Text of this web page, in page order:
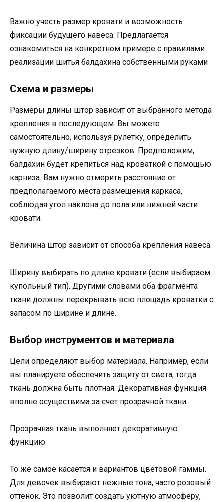
Важно учесть размер кровати и возможность
фиксации будущего навеса. Предлагается
ознакомиться на конкретном примере с правилами
реализации шитья балдахина собственными руками
Схема и размеры
Размеры длины штор зависит от выбранного метода
крепления в последующем. Вы можете
самостоятельно, используя рулетку, определить
нужную длину/ширину отрезков. Предположим,
балдахин будет крепиться над кроваткой с помощью
карниза. Вам нужно отмерить расстояние от
предполагаемого места размещения каркаса,
соблюдая угол наклона до пола или нижней части
кровати.
Величина штор зависит от способа крепления навеса.
Ширину выбирать по длине кровати (если выбираем
купольный тип). Другими словами оба фрагмента
ткани должны перекрывать всю площадь кроватки с
запасом по ширине и длине.
Выбор инструментов и материала
Цели определяют выбор материала. Например, если
вы планируете обеспечить защиту от света, тогда
ткань должна быть плотная. Декоративная функция
вполне осуществима за счет прозрачной ткани.
Прозрачная ткань выполняет декоративную
функцию.
То же самое касается и вариантов цветовой гаммы.
Для девочек выбирают нежные тона, часто розовый
оттенок. Это позволит создать уютную атмосферу,